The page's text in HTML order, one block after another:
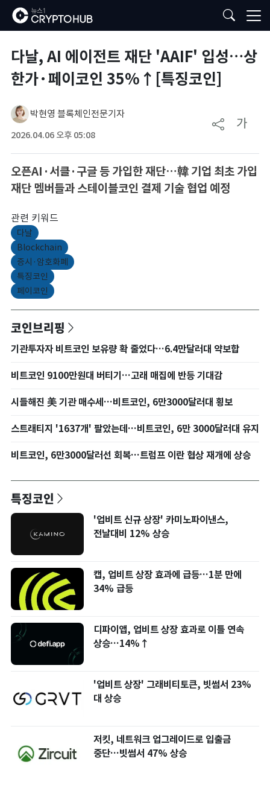
다날, AI 에이전트 재단 'AAIF' 입성…상
한가·페이코인 35%↑[특징코인]
박현영 블록체인전문기자
2026.04.06 오후 05:08
가
오픈AI·서클·구글 등 가입한 재단…韓 기업 최초 가입
재단 멤버들과 스테이블코인 결제 기술 협업 예정
관련 키워드
다날
Blockchain
증시·암호화폐
특징코인
페이코인
코인브리핑
기관투자자 비트코인 보유량 확 줄었다…6.4만달러대 약보합
비트코인 9100만원대 버티기…고래 매집에 반등 기대감
시들해진 美 기관 매수세…비트코인, 6만3000달러대 횡보
스트래티지 '1637개' 팔았는데…비트코인, 6만 3000달러대 유지
비트코인, 6만3000달러선 회복…트럼프 이란 협상 재개에 상승
특징코인
'업비트 신규 상장' 카미노파이낸스,
전날대비 12% 상승
캡, 업비트 상장 효과에 급등…1분 만에
34% 급등
디파이앱, 업비트 상장 효과로 이틀 연속
상승…14%↑
'업비트 상장' 그래비티토큰, 빗썸서 23%
대 상승
저킷, 네트워크 업그레이드로 입출금
중단…빗썸서 47% 상승